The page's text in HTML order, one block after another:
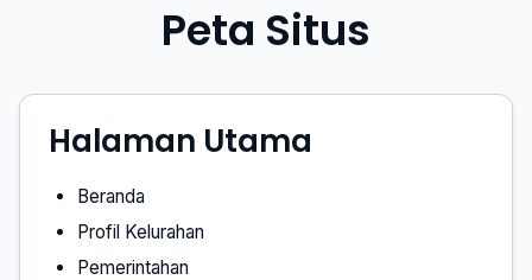
Peta Situs
Halaman Utama
Beranda
Profil Kelurahan
Pemerintahan